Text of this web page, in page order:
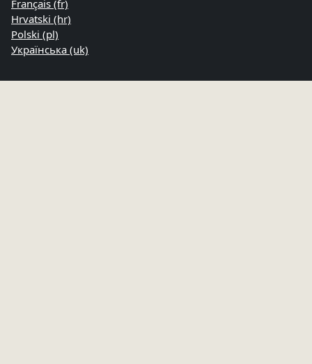
Français ‎(fr)‎
Hrvatski ‎(hr)‎
Polski ‎(pl)‎
Українська ‎(uk)‎